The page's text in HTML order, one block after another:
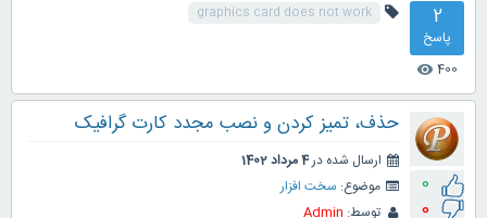
2
پاسخ
400
visibility
graphics card does not work
0
0
حذف، تمیز کردن و نصب مجدد کارت گرافیک
ارسال شده در4 مرداد 1402
موضوع: سخت افزار
توسط: Admin